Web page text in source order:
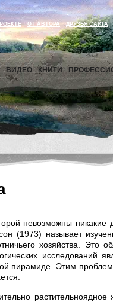
ОТ АВТОРА ДРУЗЬЯ САЙТА
ВИДЕО КНИГИ
невозможны никакие
(1973) называет
хозяйства. Это
исследований
пирамиде. Этим
растительноядное